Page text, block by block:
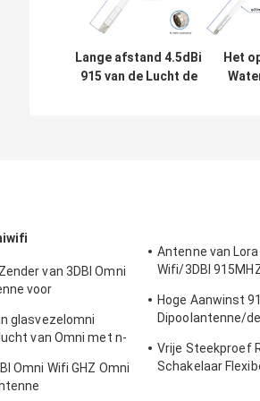
Lange afstand 4.5dBi
915 van de Lucht de
Het
van 3DBI Omni
voor
glasvezelomni
van Omni met n-
Omni Wifi GHZ Omni
Antenne van
Wifi/3DBI
Hoge Aanwinst
Dipoolantenne/
Vrije Steekproef
Schakelaar